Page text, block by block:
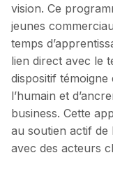
vision. Ce
jeunes
temps
lien direct avec le
dispositif témoigne
l’humain et
business. Cette
au soutien actif de
avec des acteurs